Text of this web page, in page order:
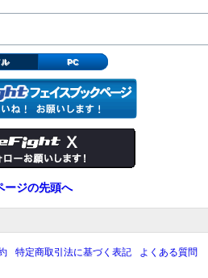
PC
ージの先頭へ
特定商取引法に基づく表記
よくある質問